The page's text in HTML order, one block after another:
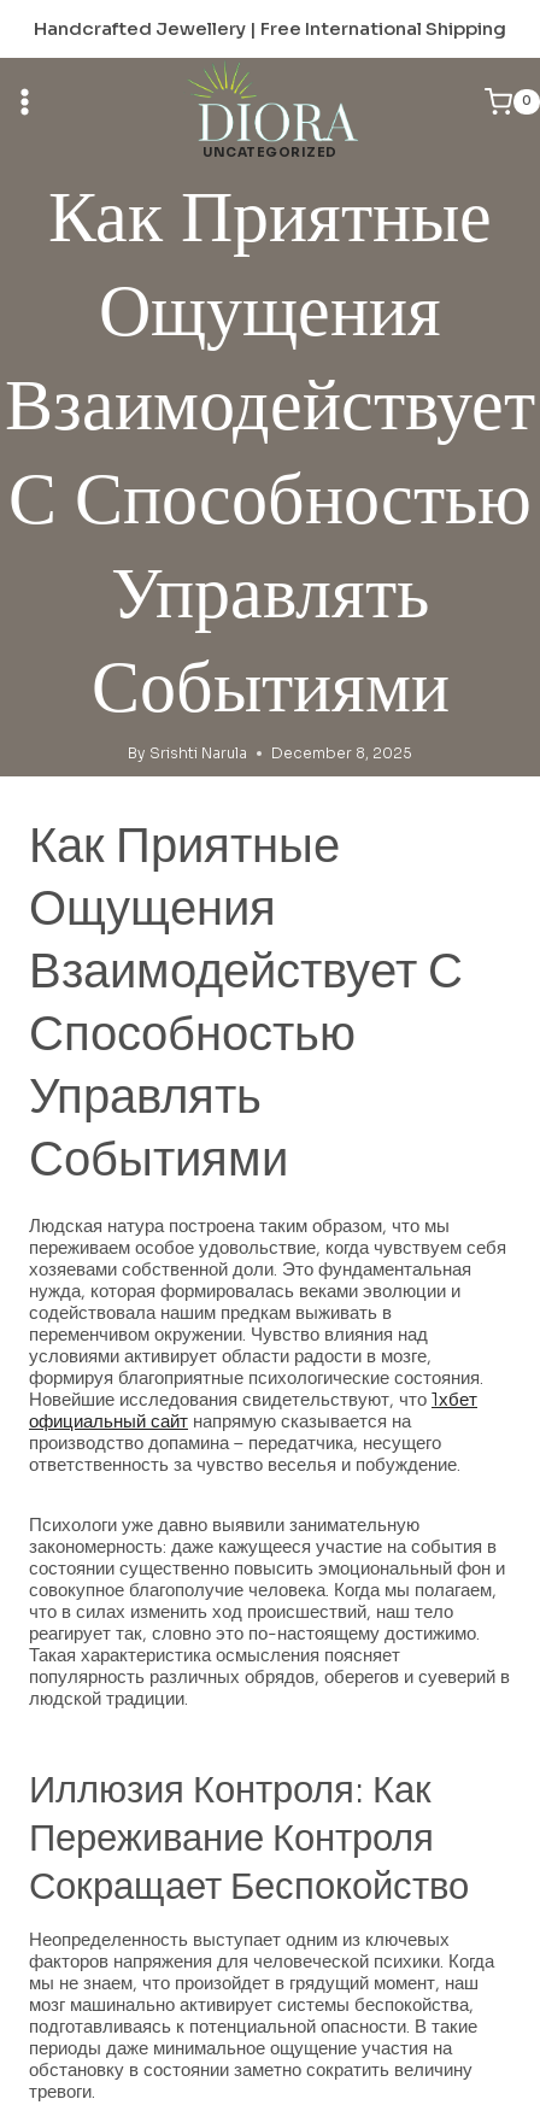
content
Handcrafted Jewellery | Free International Shipping
0
UNCATEGORIZED
Как Приятные
Ощущения
Взаимодействует
С Способностью
Управлять
Событиями
By Srishti Narula December 8, 2025
Как Приятные
Ощущения
Взаимодействует С
Способностью
Управлять
Событиями
Людская натура построена таким образом, что мы
переживаем особое удовольствие, когда чувствуем себя
хозяевами собственной доли. Это фундаментальная
нужда, которая формировалась веками эволюции и
содействовала нашим предкам выживать в
переменчивом окружении. Чувство влияния над
условиями активирует области радости в мозге,
формируя благоприятные психологические состояния.
Новейшие исследования свидетельствуют, что 1хбет
официальный сайт напрямую сказывается на
производство допамина – передатчика, несущего
ответственность за чувство веселья и побуждение.
Психологи уже давно выявили занимательную
закономерность: даже кажущееся участие на события в
состоянии существенно повысить эмоциональный фон и
совокупное благополучие человека. Когда мы полагаем,
что в силах изменить ход происшествий, наш тело
реагирует так, словно это по-настоящему достижимо.
Такая характеристика осмысления поясняет
популярность различных обрядов, оберегов и суеверий в
людской традиции.
Иллюзия Контроля: Как
Переживание Контроля
Сокращает Беспокойство
Неопределенность выступает одним из ключевых
факторов напряжения для человеческой психики. Когда
мы не знаем, что произойдет в грядущий момент, наш
мозг машинально активирует системы беспокойства,
подготавливаясь к потенциальной опасности. В такие
периоды даже минимальное ощущение участия на
обстановку в состоянии заметно сократить величину
тревоги.